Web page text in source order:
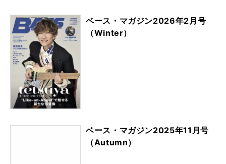
ベース・マガジン2026年2月号
（Winter）
ベース・マガジン2025年11月号
（Autumn）